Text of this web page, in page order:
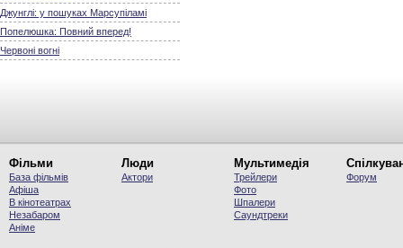
Джунглі: у пошуках Марсупіламі
Попелюшка: Повний вперед!
Червоні вогні
Фільми
База фільмів
Афіша
В кінотеатрах
Незабаром
Аніме
Люди
Актори
Мультимедія
Трейлери
Фото
Шпалери
Саундтреки
Форум